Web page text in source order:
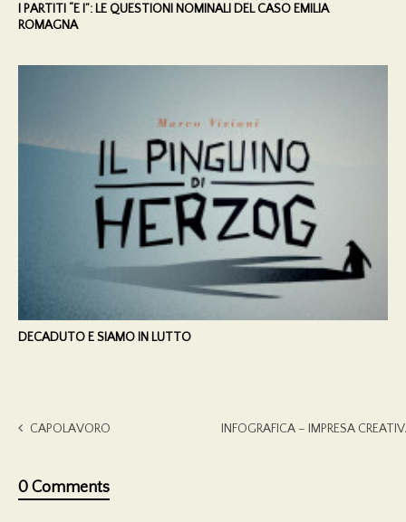
I PARTITI “E I”: LE QUESTIONI NOMINALI DEL CASO EMILIA
ROMAGNA
DECADUTO E SIAMO IN LUTTO
CAPOLAVORO INFOGRAFICA – IMPRESA
0 Comments